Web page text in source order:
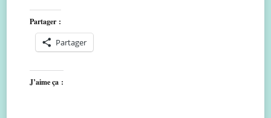
Partager :
Partager
J’aime ça :